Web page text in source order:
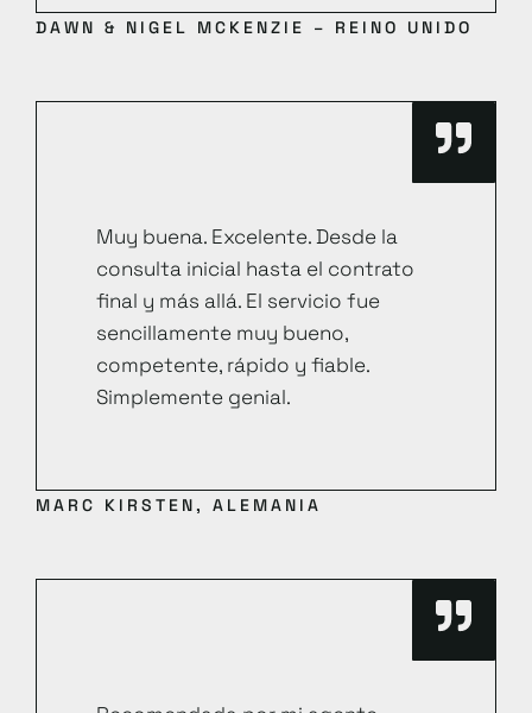
DAWN & NIGEL MCKENZIE – REINO UNIDO
Muy buena. Excelente. Desde la
consulta inicial hasta el contrato
final y más allá. El servicio fue
sencillamente muy bueno,
competente, rápido y fiable.
Simplemente genial.
MARC KIRSTEN, ALEMANIA